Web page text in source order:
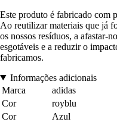
Este produto é fabricado com
Ao reutilizar materiais que já
os nossos resíduos, a afastar-
esgotáveis e a reduzir o
fabricamos.
Informações adicionais
Marca
adidas
Cor
royblu
Cor
Azul